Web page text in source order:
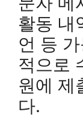
활동 내
언 등
적으로
원에 제
다.